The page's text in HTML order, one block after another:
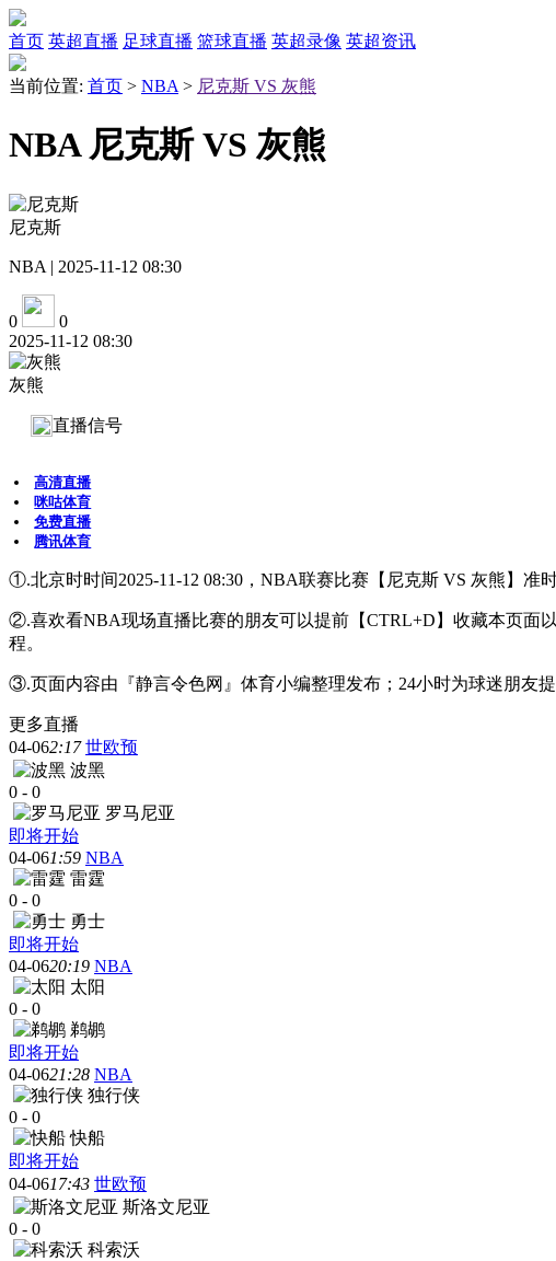
首页 英超直播 足球直播 篮球直播 英超录像 英超资讯
当前位置: 首页 > NBA > 尼克斯 VS 灰熊
NBA 尼克斯 VS 灰熊
尼克斯
NBA | 2025-11-12 08:30
0
0
2025-11-12 08:30
灰熊
直播信号
高清直播
咪咕体育
免费直播
腾讯体育
①.北京时时间2025-11-12 08:30，NBA联赛比赛【尼克斯 VS 灰熊】准
②.喜欢看NBA现场直播比赛的朋友可以提前【CTRL+D】收藏本页面
程。
③.页面内容由『静言令色网』体育小编整理发布；24小时为球迷朋友
更多直播
04-062:17 世欧预
波黑
0 - 0
罗马尼亚
即将开始
04-061:59 NBA
雷霆
0 - 0
勇士
即将开始
04-0620:19 NBA
太阳
0 - 0
鹈鹕
即将开始
04-0621:28 NBA
独行侠
0 - 0
快船
即将开始
04-0617:43 世欧预
斯洛文尼亚
0 - 0
科索沃